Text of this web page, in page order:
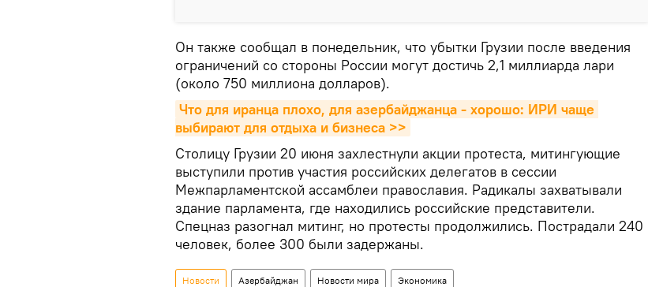
Он также сообщал в понедельник, что убытки Грузии после введения
ограничений со стороны России могут достичь 2,1 миллиарда лари
(около 750 миллиона долларов).
Что для иранца плохо, для азербайджанца - хорошо: ИРИ чаще
выбирают для отдыха и бизнеса >>
Столицу Грузии 20 июня захлестнули акции протеста, митингующие
выступили против участия российских делегатов в сессии
Межпарламентской ассамблеи православия. Радикалы захватывали
здание парламента, где находились российские представители.
Спецназ разогнал митинг, но протесты продолжились. Пострадали 240
человек, более 300 были задержаны.
Новости Азербайджан Новости мира Экономика